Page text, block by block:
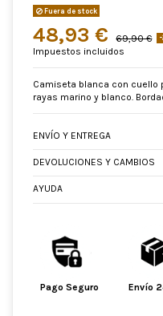
Fuera de stock
48,93 € 69,90 €
Impuestos incluidos
Camiseta blanca con cuello
rayas marino y blanco.
ENVÍO Y ENTREGA
DEVOLUCIONES Y CAMBIOS
AYUDA
Pago Seguro Envío